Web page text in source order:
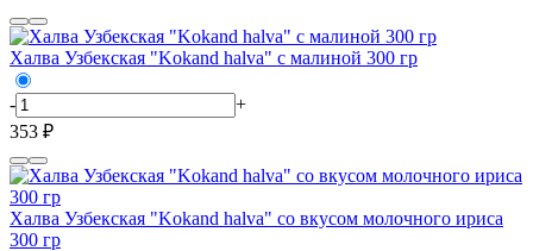
Халва Узбекская "Kokand halva" с малиной 300 гр
-
+
353 ₽
Халва Узбекская "Kokand halva" со вкусом молочного ириса
300 гр